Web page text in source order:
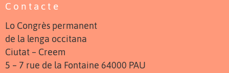
Contacte
Lo Congrès permanent
de la lenga occitana
Ciutat – Creem
5 – 7 rue de la Fontaine 64000 PAU